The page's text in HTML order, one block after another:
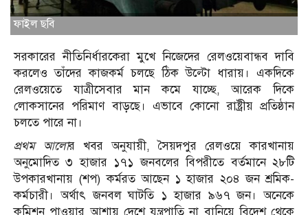
ফাইল ছবি
সরকারের নীতিনির্ধারকেরা মুখে নিজেদের রেলওয়েবান্ধব দাবি
করলেও তাঁদের কাজকর্ম চলছে ঠিক উল্টো ধারায়। একদিকে
রেলওয়েতে যাত্রীসেবার মান কমে যাচ্ছে, আরেক দিকে
লোকসানের পরিমাণ বাড়ছে। এভাবে কোনো রাষ্ট্রীয় প্রতিষ্ঠান
চলতে পারে না।
প্রথম আলোর খবর অনুযায়ী, সৈয়দপুর রেলওয়ে কারখানায়
অনুমোদিত ৩ হাজার ১৭১ জনবলের বিপরীতে বর্তমানে ২৮টি
উপকারখানায় (শপ) কর্মরত আছেন ১ হাজার ২০৪ জন শ্রমিক-
কর্মচারী। অর্থাৎ জনবল ঘাটতি ১ হাজার ৯৬৭ জন। অনেকে
কমিশন পাওয়ার আশায় দেশে যন্ত্রপাতি না বানিয়ে বিদেশ থেকে